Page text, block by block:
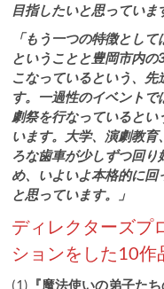
目指したいと思っていま
「もう一つの特徴とし
ということと豊岡市内
こなっているという、
す。一過性のイベント
劇祭を行なっていると
います。大学、演劇教
ろな歯車が少しずつ回
め、いよいよ本格的に
と思っています。」
ディレクターズ
ションをした10作
(1) 『魔法使いの弟子た